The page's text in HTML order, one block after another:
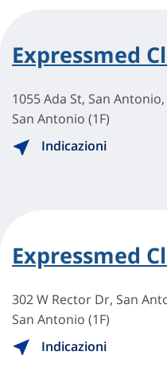
Expressmed
1055 Ada St, San
San Antonio (1F)
Indicazioni
Expressmed
302 W Rector Dr, San
San Antonio (1F)
Indicazioni